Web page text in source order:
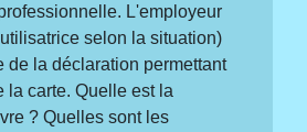
L'employeur
selon la situation)
de la déclaration permettant
la carte. Quelle est la
? Quelles sont les